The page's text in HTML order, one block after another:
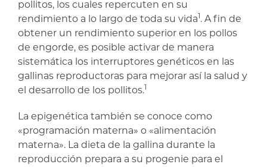
pollitos, los cuales repercuten en su
rendimiento a lo largo de toda su vida . A fin de
obtener un rendimiento superior en los pollos
de engorde, es posible activar de manera
sistemática los interruptores genéticos en las
gallinas reproductoras para mejorar así la salud y
el desarrollo de los pollitos.
La epigenética también se conoce como
«programación materna» o «alimentación
materna». La dieta de la gallina durante la
reproducción prepara a su progenie para el